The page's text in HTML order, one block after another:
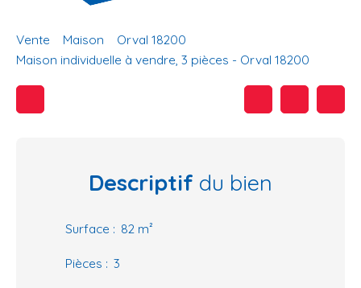
Vente Maison
Orval 18200
Maison individuelle à vendre, 3 pièces - Orval 18200
Descriptif du bien
Surface : 82 m²
Pièces : 3